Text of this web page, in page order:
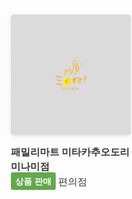
패밀리마트 미타카추오도리
미나미점
상품 판매 편의점